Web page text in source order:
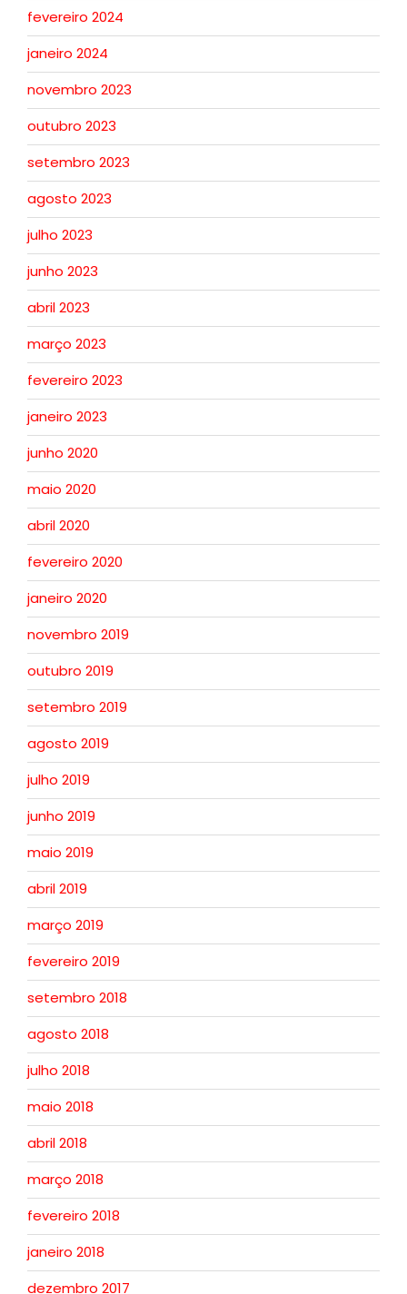
fevereiro 2024
janeiro 2024
novembro 2023
outubro 2023
setembro 2023
agosto 2023
julho 2023
junho 2023
abril 2023
março 2023
fevereiro 2023
janeiro 2023
junho 2020
maio 2020
abril 2020
fevereiro 2020
janeiro 2020
novembro 2019
outubro 2019
setembro 2019
agosto 2019
julho 2019
junho 2019
maio 2019
abril 2019
março 2019
fevereiro 2019
setembro 2018
agosto 2018
julho 2018
maio 2018
abril 2018
março 2018
fevereiro 2018
janeiro 2018
dezembro 2017